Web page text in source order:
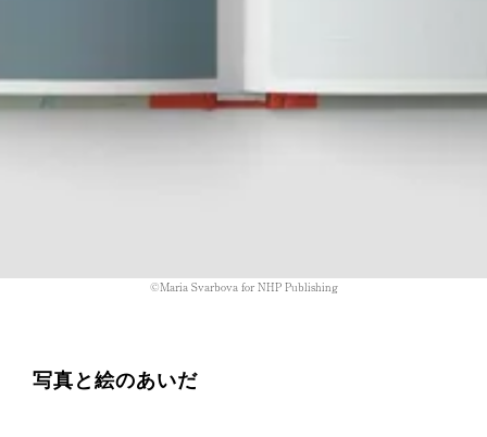
©Maria Svarbova for NHP Publishing
写真と絵のあいだ